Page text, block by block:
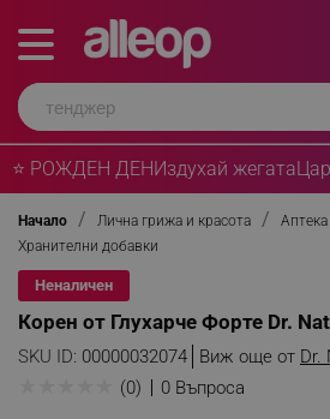
⭐ РОЖДЕН ДЕНИздухай жегата
Начало Лична грижа и красота
Хранителни добавки
Неналичен
Корен от Глухарче Форте Dr.
SKU ID: 00000032074 Виж още от Dr.
(0) 0 Въпроса